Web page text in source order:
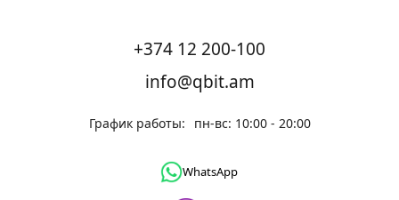
+374 12 200-100
info@qbit.am
График работы: пн-вс: 10:00 - 20:00
WhatsApp